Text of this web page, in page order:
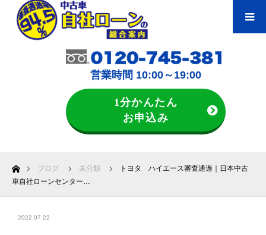
営業時間 10:00～19:00
1分かんたん
お申込み
ホームブログ 未分類
トヨタ ハイエース審査通過｜日本中古
車自社ローンセンター…
2022.07.22